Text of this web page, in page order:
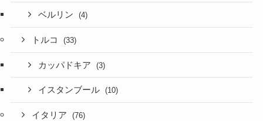
ベルリン (4)
トルコ (33)
カッパドキア (3)
イスタンブール (10)
イタリア (76)